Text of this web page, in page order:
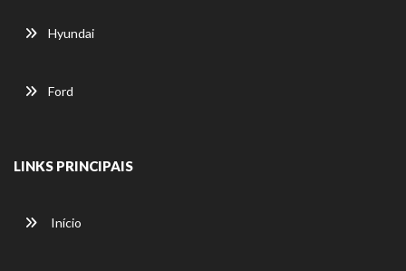
Hyundai
Ford
LINKS PRINCIPAIS
Início